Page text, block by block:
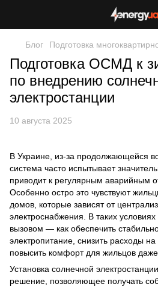
Блог Подготовка
Подготовка ОСМД к
по внедрению
электростанции
10 августа 2025
В Украине, из-за продолжающейся
система часто испытывает
приводит к регулярным аварийным
Особенно остро это чувствуют
домов, которые зависят от
электроснабжения. В таких
вызовом — как обеспечить
электропитание, снизить расходы
повысить комфорт для жильцов
Установка солнечной
решение, позволяющее получать